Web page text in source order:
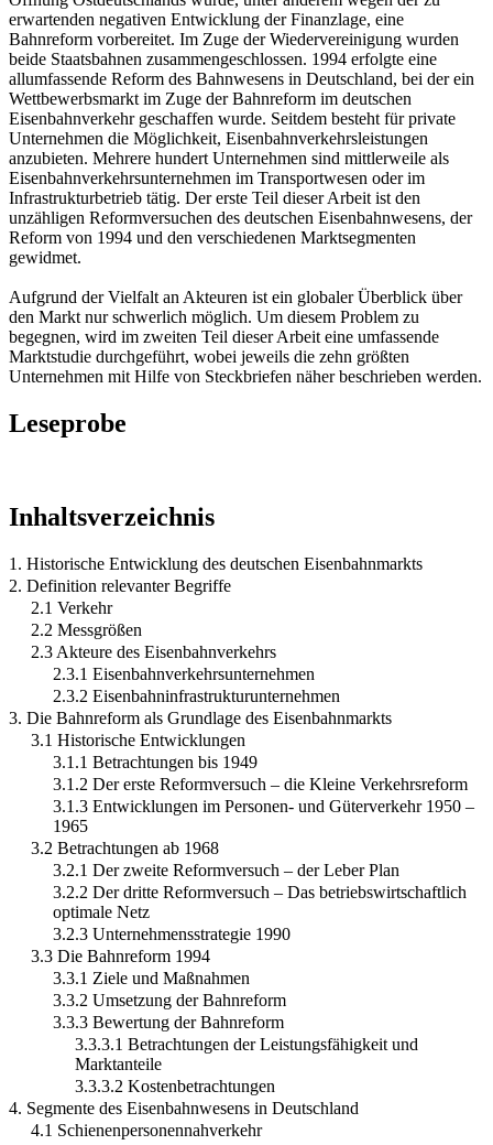
erwartenden negativen Entwicklung der Finanzlage, eine
Bahnreform vorbereitet. Im Zuge der Wiedervereinigung wurden
beide Staatsbahnen zusammengeschlossen. 1994 erfolgte eine
allumfassende Reform des Bahnwesens in Deutschland, bei der ein
Wettbewerbsmarkt im Zuge der Bahnreform im deutschen
Eisenbahnverkehr geschaffen wurde. Seitdem besteht für private
Unternehmen die Möglichkeit, Eisenbahnverkehrsleistungen
anzubieten. Mehrere hundert Unternehmen sind mittlerweile als
Eisenbahnverkehrsunternehmen im Transportwesen oder im
Infrastrukturbetrieb tätig. Der erste Teil dieser Arbeit ist den
unzähligen Reformversuchen des deutschen Eisenbahnwesens, der
Reform von 1994 und den verschiedenen Marktsegmenten
gewidmet.
Aufgrund der Vielfalt an Akteuren ist ein globaler Überblick über
den Markt nur schwerlich möglich. Um diesem Problem zu
begegnen, wird im zweiten Teil dieser Arbeit eine umfassende
Marktstudie durchgeführt, wobei jeweils die zehn größten
Unternehmen mit Hilfe von Steckbriefen näher beschrieben werden.
Leseprobe
Inhaltsverzeichnis
1. Historische Entwicklung des deutschen Eisenbahnmarkts
2. Definition relevanter Begriffe
2.1 Verkehr
2.2 Messgrößen
2.3 Akteure des Eisenbahnverkehrs
2.3.1 Eisenbahnverkehrsunternehmen
2.3.2 Eisenbahninfrastrukturunternehmen
3. Die Bahnreform als Grundlage des Eisenbahnmarkts
3.1 Historische Entwicklungen
3.1.1 Betrachtungen bis 1949
3.1.2 Der erste Reformversuch – die Kleine Verkehrsreform
3.1.3 Entwicklungen im Personen- und Güterverkehr 1950 –
1965
3.2 Betrachtungen ab 1968
3.2.1 Der zweite Reformversuch – der Leber Plan
3.2.2 Der dritte Reformversuch – Das betriebswirtschaftlich
optimale Netz
3.2.3 Unternehmensstrategie 1990
3.3 Die Bahnreform 1994
3.3.1 Ziele und Maßnahmen
3.3.2 Umsetzung der Bahnreform
3.3.3 Bewertung der Bahnreform
3.3.3.1 Betrachtungen der Leistungsfähigkeit und
Marktanteile
3.3.3.2 Kostenbetrachtungen
4. Segmente des Eisenbahnwesens in Deutschland
4.1 Schienenpersonennahverkehr